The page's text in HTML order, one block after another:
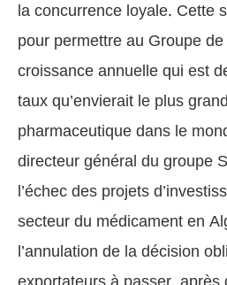
la concurrence loyale. Cette
pour permettre au Groupe
croissance annuelle qui est
taux qu’envierait le plus
pharmaceutique dans le
directeur général du groupe
l’échec des projets
secteur du médicament en
l’annulation de la décision